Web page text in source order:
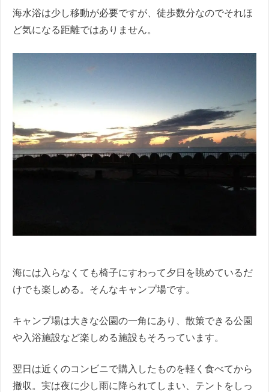
海水浴は少し移動が必要ですが、徒歩数分なのでそれほ
ど気になる距離ではありません。
海には入らなくても椅子にすわって夕日を眺めているだ
けでも楽しめる。そんなキャンプ場です。
キャンプ場は大きな公園の一角にあり、散策できる公園
や入浴施設など楽しめる施設もそろっています。
翌日は近くのコンビニで購入したものを軽く食べてから
撤収。実は夜に少し雨に降られてしまい、テントをしっ